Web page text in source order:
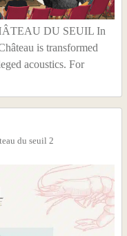
DU SEUIL In
is transformed
acoustics. For
du seuil 2